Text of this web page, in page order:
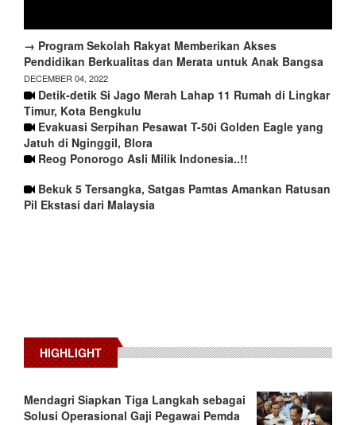
→ Program Sekolah Rakyat Memberikan Akses
Pendidikan Berkualitas dan Merata untuk Anak Bangsa
DECEMBER 04, 2022
Detik-detik Si Jago Merah Lahap 11 Rumah di Lingkar
Timur, Kota Bengkulu
Evakuasi Serpihan Pesawat T-50i Golden Eagle yang
Jatuh di Nginggil, Blora
Reog Ponorogo Asli Milik Indonesia..!!
Bekuk 5 Tersangka, Satgas Pamtas Amankan Ratusan
Pil Ekstasi dari Malaysia
HIGHLIGHT
Mendagri Siapkan Tiga Langkah sebagai
Solusi Operasional Gaji Pegawai Pemda